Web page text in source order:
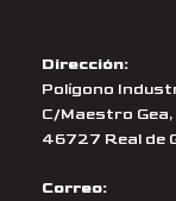
Dirección:
Polígono
C/Maestro
46727 Real de
Correo: